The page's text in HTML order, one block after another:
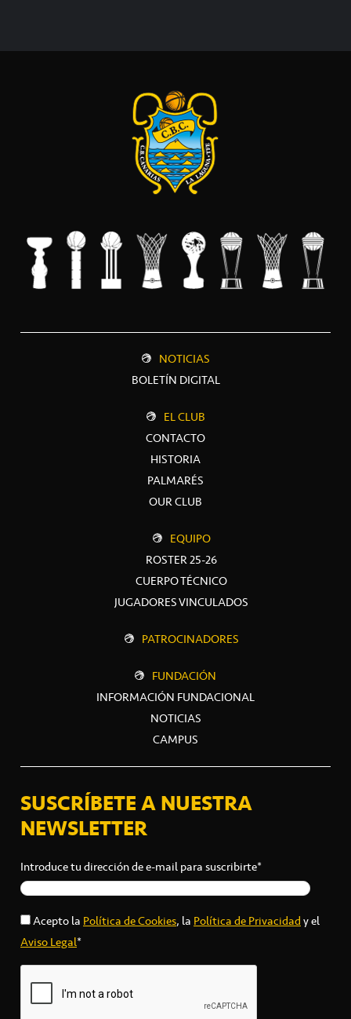
NOTICIAS
BOLETÍN DIGITAL
EL CLUB
CONTACTO
HISTORIA
PALMARÉS
OUR CLUB
EQUIPO
ROSTER 25-26
CUERPO TÉCNICO
JUGADORES VINCULADOS
PATROCINADORES
FUNDACIÓN
INFORMACIÓN FUNDACIONAL
NOTICIAS
CAMPUS
SUSCRÍBETE A NUESTRA
NEWSLETTER
Introduce tu dirección de e-mail para suscribirte*
Acepto laPolítica de Cookies, laPolítica de Privacidady el
Aviso Legal*